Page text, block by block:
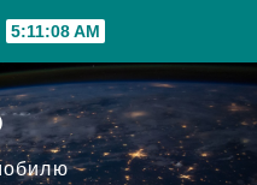
5:11:09 AM